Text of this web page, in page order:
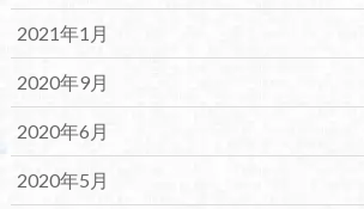
2021年1月
2020年9月
2020年6月
2020年5月